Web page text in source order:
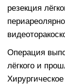
резекция
Операция
лёгкого и